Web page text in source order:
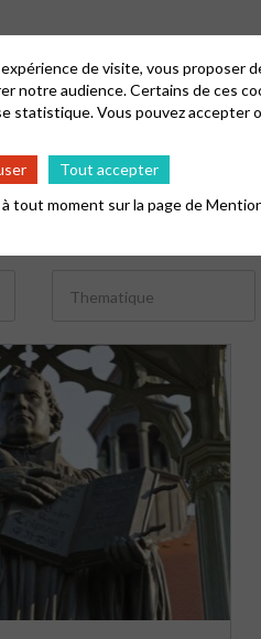
Notes Bibliques et
?
Thematique
de visite, vous proposer
notre audience. Certains de ces
statistique. Vous pouvez accepter
Tout accepter
tout moment sur la page de